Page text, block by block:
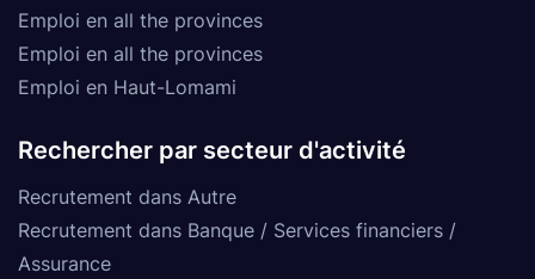
Emploi en all the provinces
Emploi en all the provinces
Emploi en Haut-Lomami
Rechercher par secteur d'activité
Recrutement dans Autre
Recrutement dans Banque / Services financiers /
Assurance